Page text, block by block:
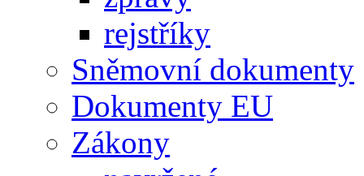
rejstříky
Sněmovní dokumenty
Dokumenty EU
Zákony